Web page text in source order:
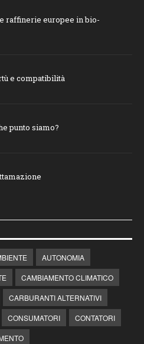
raffinerie europee in bio-
e compatibilità
punto siamo?
AUTONOMIA
CAMBIAMENTO CLIMATICO
CARBURANTI ALTERNATIVI
CONSUMATORI
CONTATORI